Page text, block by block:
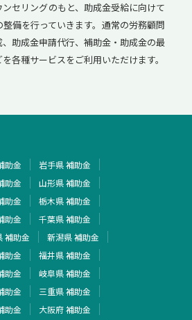
セリングのもと、助成金受給に向けて
備を行っていきます。通常の労務顧問
助成金申請代行、補助金・助成金の最
各種サービスをご利用いただけます。
助金
岩手県 補助金
助金
山形県 補助金
助金
栃木県 補助金
助金
千葉県 補助金
補助金
新潟県 補助金
助金
福井県 補助金
助金
岐阜県 補助金
助金
三重県 補助金
助金
大阪府 補助金